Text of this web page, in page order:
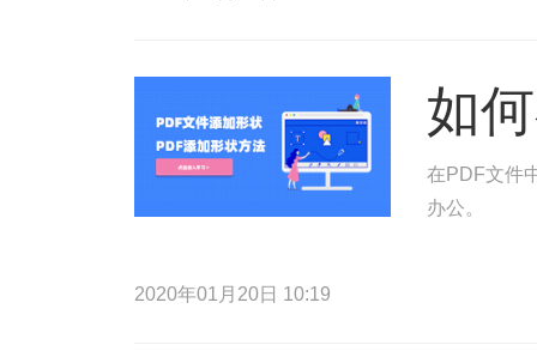
如
在PDF文件
办公。
2020年01月20日 10:19